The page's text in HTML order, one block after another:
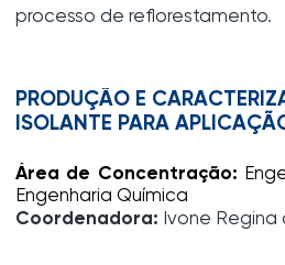
processo de reflorestamento.
PRODUÇÃO E
ISOLANTE PARA
Área de Concentração:
Engenharia Química
Coordenadora: Ivone Regina